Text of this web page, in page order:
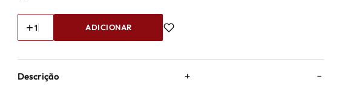
ADICIONAR
Descrição